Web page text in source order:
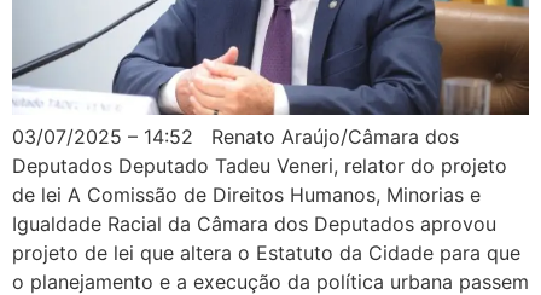
03/07/2025 – 14:52 Renato Araújo/Câmara dos
Deputados Deputado Tadeu Veneri, relator do projeto
de lei A Comissão de Direitos Humanos, Minorias e
Igualdade Racial da Câmara dos Deputados aprovou
projeto de lei que altera o Estatuto da Cidade para que
o planejamento e a execução da política urbana passem